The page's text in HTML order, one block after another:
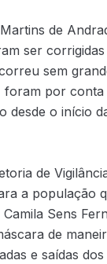
de
ser
sem
foram por
desde o início
de
a população
Sens
de
e saídas